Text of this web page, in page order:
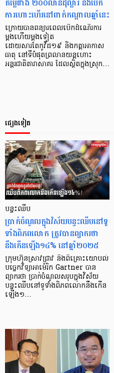
ការហោះហើរនៅពាក់កណ្ដាលឆ្នាំនេះ
ក្រោយបានពន្យារពេលបើកដំណើរការ
ម្ដងហើយម្ដងទៀត
ដោយសារតែកូវីដ១៩ និងកត្តាអាកាស
ធាតុ នៅទីបំផុតព្រលានយន្តហោះ
អន្តរជាតិតារាសាគរ ដែលស្ថិតក្នុងស្រុក…
ផ្សេងទៀត
បន្ទះឈីប
ប្រាក់ចំណូលក្នុងវិស័យបន្ទះឈីបនៅទូ
ទាំងពិភពលោក ត្រូវបានព្យាករថា
នឹងកើនឡើង១៤% នៅឆ្នាំ២០២៥
ក្រុមហ៊ុនស្រាវជ្រាវ និងពិគ្រោះយោបល់
បច្ចេកវិទ្យាអាម៉េរិក Gartner បាន
ព្យាករថា ប្រាក់ចំណូលសរុបក្នុងវិស័យ
បន្ទះឈីបនៅទូទាំងពិភពលោកនឹងកើន
ឡើង១…